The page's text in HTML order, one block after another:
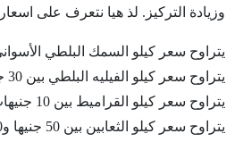
وزيادة التركيز. لذ هيا نتعرف على
يتراوح سعر كيلو السمك البلطي الأسواني بين 20 جنيها
يتراوح سعر كيلو الفيليه البلطي بين 30 جنيه و160 جنيه
يتراوح سعر كيلو القراميط بين 10 جنيهات و20 جنيها
يتراوح سعر كيلو الثعابين بين 50 جنيها و250 جنيه